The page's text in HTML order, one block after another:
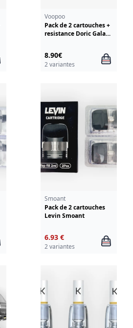
Voopoo
Pack de 2 cartouches +
resistance Doric Galaxy
8.90€
2 variantes
Smoant
Pack de 2 cartouches
Levin Smoant
6.93 €
2 variantes